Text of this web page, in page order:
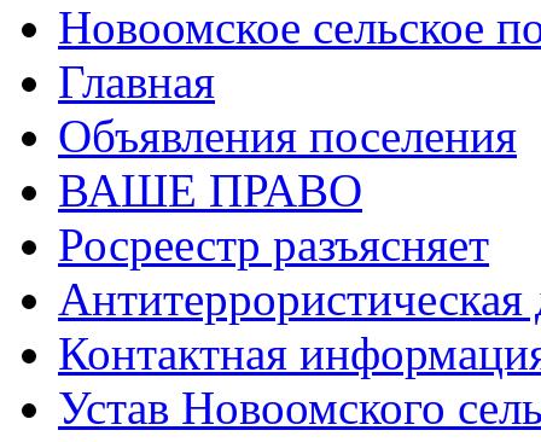
Новоомское сельское
Главная
Объявления поселения
ВАШЕ ПРАВО
Росреестр разъясняет
Антитеррористическая
Контактная
Устав Новоомского